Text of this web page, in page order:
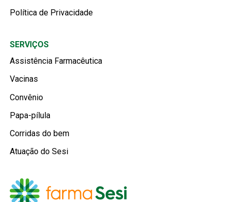
Política de Privacidade
SERVIÇOS
Assistência Farmacêutica
Vacinas
Convênio
Papa-pílula
Corridas do bem
Atuação do Sesi